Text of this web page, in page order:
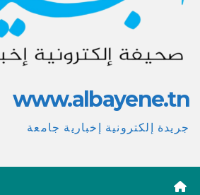
www.albayene.tn
جريدة إلكترونية إخبارية جامعة